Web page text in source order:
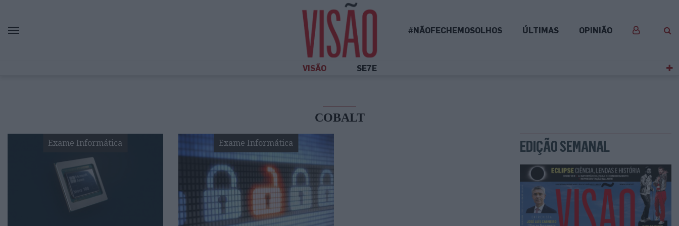
#NÃOFECHEMOSOLHOS ÚLTIMAS OPINIÃO
VISÃO SE7E
COBALT
Exame Informática Exame Informática EDIÇÃO SEMANAL